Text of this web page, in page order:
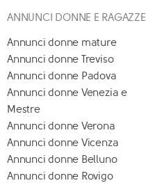
ANNUNCI DONNE E RAGAZZE
Annunci donne mature
Annunci donne Treviso
Annunci donne Padova
Annunci donne Venezia e
Mestre
Annunci donne Verona
Annunci donne Vicenza
Annunci donne Belluno
Annunci donne Rovigo